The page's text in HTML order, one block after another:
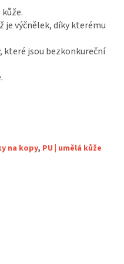
je výčnělek, díky kterému
které jsou bezkonkureční
na kopy, PU | umělá kůže